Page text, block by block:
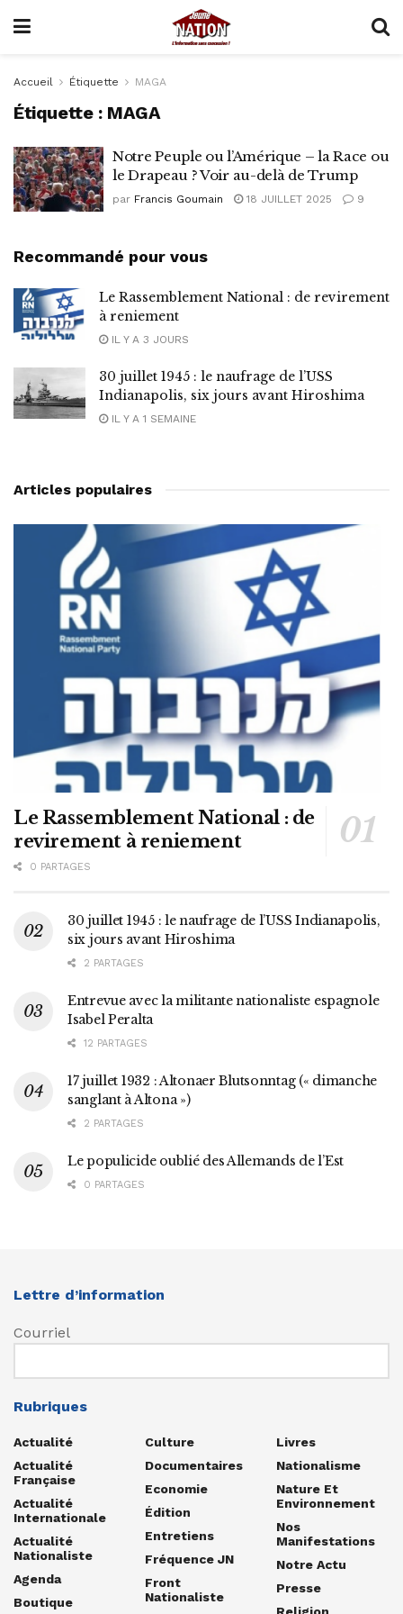
Accueil Étiquette MAGA
Étiquette : MAGA
Notre Peuple ou l’Amérique – la Race ou
le Drapeau ? Voir au-delà de Trump
par Francis Goumain 18 JUILLET 2025 9
Recommandé pour vous
Le Rassemblement National : de revirement
à reniement
IL Y A 3 JOURS
30 juillet 1945 : le naufrage de l’USS
Indianapolis, six jours avant Hiroshima
IL Y A 1 SEMAINE
Articles populaires
Le Rassemblement National : de
revirement à reniement
0 PARTAGES
30 juillet 1945 : le naufrage de l’USS Indianapolis,
six jours avant Hiroshima
2 PARTAGES
Entrevue avec la militante nationaliste espagnole
Isabel Peralta
12 PARTAGES
17 juillet 1932 : Altonaer Blutsonntag (« dimanche
sanglant à Altona »)
2 PARTAGES
Le populicide oublié des Allemands de l’Est
0 PARTAGES
Lettre d’information
Courriel
Rubriques
Actualité
Actualité
Française
Actualité
Internationale
Actualité
Nationaliste
Agenda
Boutique
Culture
Documentaires
Economie
Édition
Entretiens
Fréquence JN
Front
Nationaliste
Livres
Nationalisme
Nature Et
Environnement
Nos
Manifestations
Notre Actu
Presse